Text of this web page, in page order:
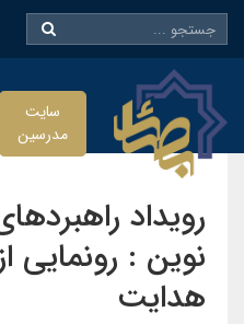
سایت
مدرسین
رویداد
نوین : رونمایی
هدایت